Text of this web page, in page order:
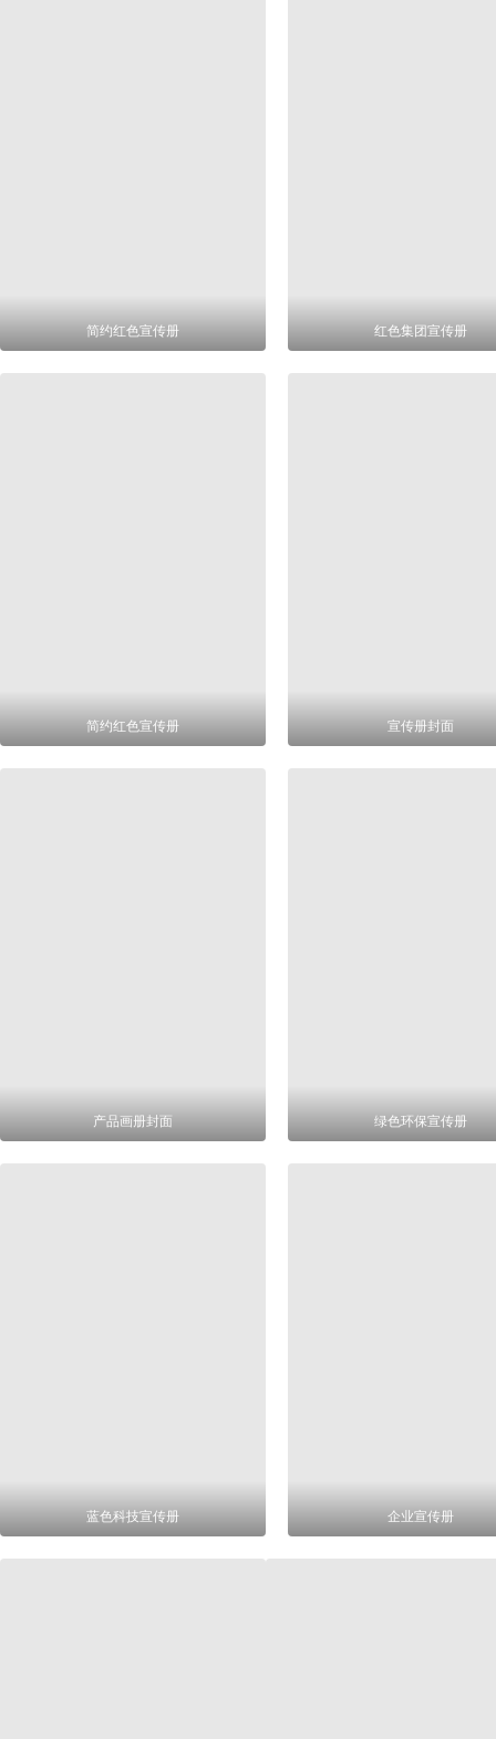
简约红色宣传册 红色集团宣传册
简约红色宣传册 宣传册封面
产品画册封面 绿色环保宣传册
蓝色科技宣传册 企业宣传册